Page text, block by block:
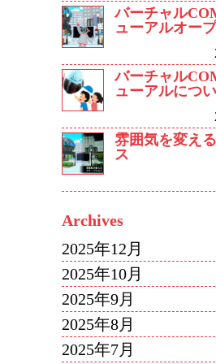
バーチャル
ューアルオー
バーチャル
ューアルにつ
雰囲気を変え
ス
Archives
2025年12月
2025年10月
2025年9月
2025年8月
2025年7月